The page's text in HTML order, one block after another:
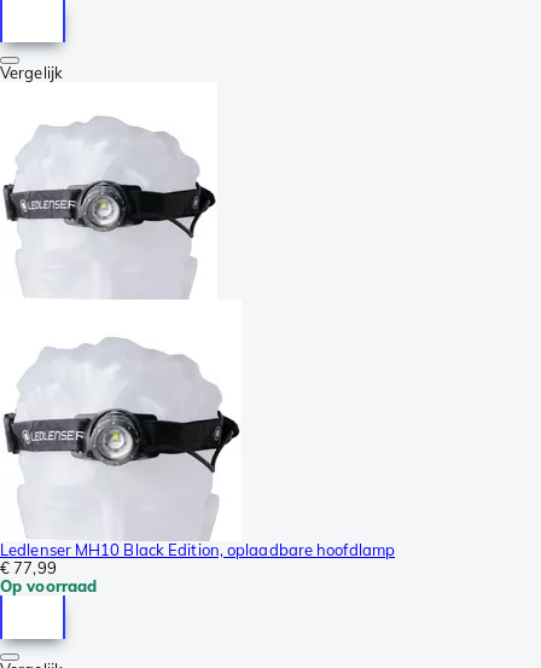
Vergelijk
Ledlenser MH10 Black Edition, oplaadbare hoofdlamp
€ 77,99
Op voorraad